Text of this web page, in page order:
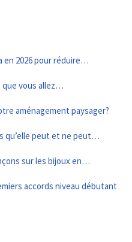
en 2026 pour réduire…
que vous allez…
aménagement paysager?
qu’elle peut et ne peut…
sur les bijoux en…
accords niveau débutant